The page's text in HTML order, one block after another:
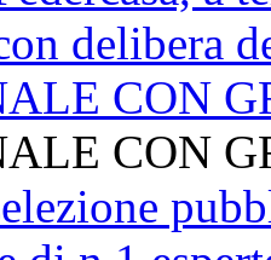
delibera
CON
CON